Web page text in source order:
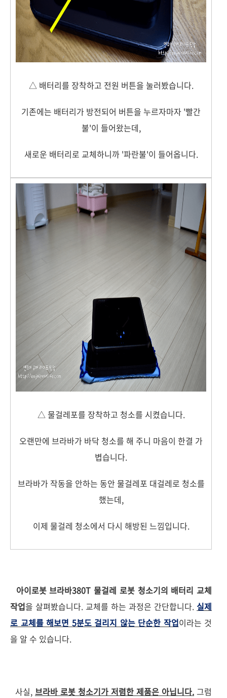
△ 배터리를 장착하고 전원 버튼을 눌러봤습니다.
기존에는 배터리가 방전되어 버튼을 누르자마자 '빨간
불'이 들어왔는데,
새로운 배터리로 교체하니까 '파란불'이 들어옵니다.
△ 물걸레포를 장착하고 청소를 시켰습니다.
오랜만에 브라바가 바닥 청소를 해 주니 마음이 한결 가
볍습니다.
브라바가 작동을 안하는 동안 물걸레포 대걸레로 청소를
했는데,
이제 물걸레 청소에서 다시 해방된 느낌입니다.
아이로봇 브라바380T 물걸레 로봇 청소기의 배터리 교체
작업을 살펴봤습니다. 교체를 하는 과정은 간단합니다. 실제
로 교체를 해보면 5분도 걸리지 않는 단순한 작업이라는 것
을 알 수 있습니다.
사실, 브라바 로봇 청소기가 저렴한 제품은 아닙니다. 그럼